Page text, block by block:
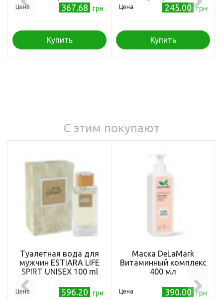
Цена 367.68 грн
Купить
печеночной
недостаточности, с
курицей, 300 г
Цена 245.00 грн
Купить
С этим покупают
Туалетная вода для
мужчин ESTIARA LIFE
SPIRT UNISEX 100 ml
Цена 596.20 грн
Маска DeLaMark
Витаминный комплекс
400 мл
Цена 390.00 грн